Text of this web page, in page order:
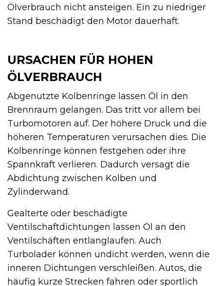
Ölverbrauch nicht ansteigen. Ein zu niedriger
Stand beschädigt den Motor dauerhaft.
URSACHEN FÜR HOHEN
ÖLVERBRAUCH
Abgenutzte Kolbenringe lassen Öl in den
Brennraum gelangen. Das tritt vor allem bei
Turbomotoren auf. Der höhere Druck und die
höheren Temperaturen verursachen dies. Die
Kolbenringe können festgehen oder ihre
Spannkraft verlieren. Dadurch versagt die
Abdichtung zwischen Kolben und
Zylinderwand.
Gealterte oder beschädigte
Ventilschaftdichtungen lassen Öl an den
Ventilschäften entlanglaufen. Auch
Turbolader können undicht werden, wenn die
inneren Dichtungen verschleißen. Autos, die
häufig kurze Strecken fahren oder sportlich